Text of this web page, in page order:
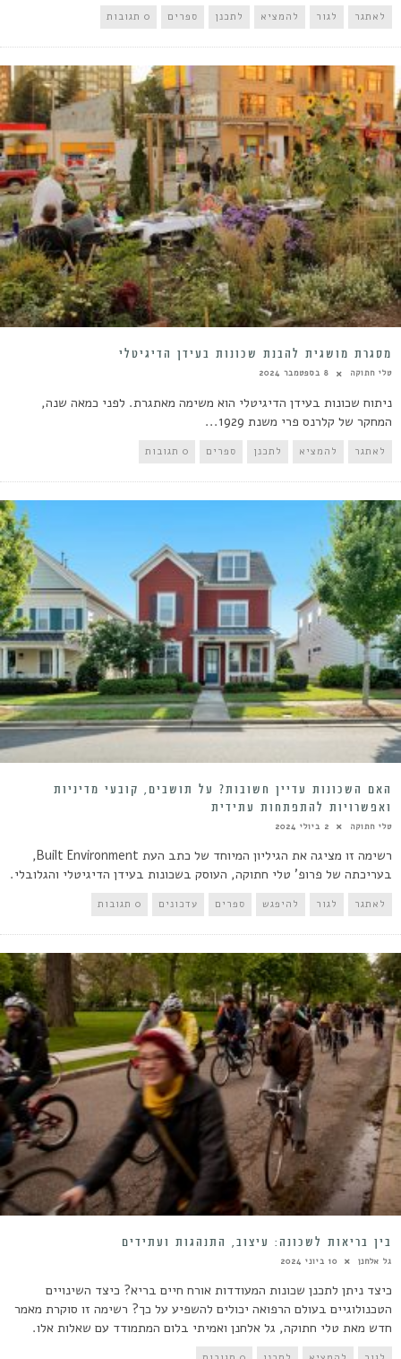
לאתגר לגור להמציא לתכנן ספרים 0 תגובות
מסגרת מושגית להבנת שכונות בעידן הדיגיטלי
טלי חתוקה 8 בספטמבר 2024
ניתוח שכונות בעידן הדיגיטלי הוא משימה מאתגרת. לפני כמאה שנה,
המחקר של קלרנס פרי משנת 1929...
לאתגר להמציא לתכנן ספרים 0 תגובות
האם השכונות עדיין חשובות? על תושבים, קובעי מדיניות
ואפשרויות להתפתחות עתידית
טלי חתוקה 2 ביולי 2024
רשימה זו מציגה את הגיליון המיוחד של כתב העת Built Environment,
בעריכתה של פרופ' טלי חתוקה, העוסק בשכונות בעידן הדיגיטלי והגלובלי.
לאתגר לגור להיפגש ספרים עדכונים 0 תגובות
בין בריאות לשכונה: עיצוב, התנהגות ועתידים
גל אלחנן 10 ביוני 2024
כיצד ניתן לתכנן שכונות המעודדות אורח חיים בריא? כיצד השינויים
הטכנולוגיים בעולם הרפואה יכולים להשפיע על כך? רשימה זו סוקרת מאמר
חדש מאת טלי חתוקה, גל אלחנן ואמיתי בלום המתמודד עם שאלות אלו.